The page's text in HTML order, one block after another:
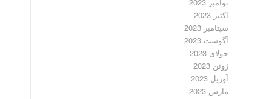
اکتبر 2023
سپتامبر 2023
آگوست 2023
جولای 2023
ژوئن 2023
آوریل 2023
مارس 2023